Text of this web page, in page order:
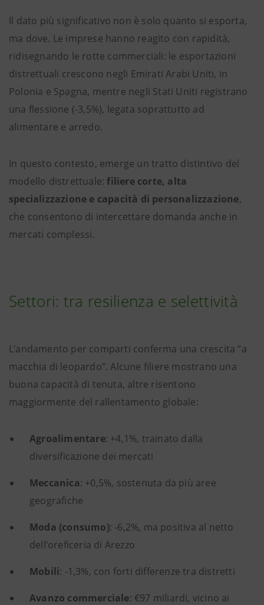
Il dato più significativo non è solo quanto si esporta,
ma dove. Le imprese hanno reagito con rapidità,
ridisegnando le rotte commerciali: le esportazioni
distrettuali crescono negli Emirati Arabi Uniti, in
Polonia e Spagna, mentre negli Stati Uniti registrano
una flessione (-3,5%), legata soprattutto ad
alimentare e arredo.
In questo contesto, emerge un tratto distintivo del
modello distrettuale: filiere corte, alta
specializzazione e capacità di personalizzazione,
che consentono di intercettare domanda anche in
mercati complessi.
Settori: tra resilienza e selettività
L’andamento per comparti conferma una crescita “a
macchia di leopardo”. Alcune filiere mostrano una
buona capacità di tenuta, altre risentono
maggiormente del rallentamento globale:
Agroalimentare: +4,1%, trainato dalla
diversificazione dei mercati
Meccanica: +0,5%, sostenuta da più aree
geografiche
Moda (consumo): -6,2%, ma positiva al netto
dell’oreficeria di Arezzo
Mobili: -1,3%, con forti differenze tra distretti
Avanzo commerciale: €97 miliardi, vicino ai